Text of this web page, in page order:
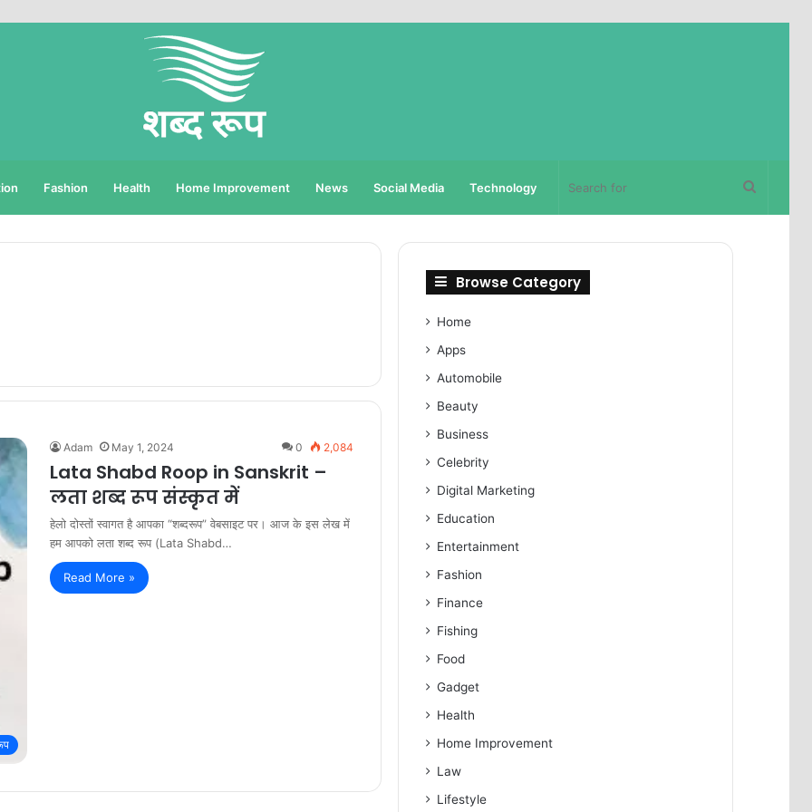
Fashion Health Home Improvement News Social Media Technology
Adam May 1, 2024 0 2,084
Lata Shabd Roop in Sanskrit –
लता शब्द रूप संस्कृत में
हेलो दोस्तों स्वागत है आपका “शब्दरूप” वेबसाइट पर। आज के इस लेख में
हम आपको लता शब्द रूप (Lata Shabd…
Read More »
Browse Category
Home
Apps
Automobile
Beauty
Business
Celebrity
Digital Marketing
Education
Entertainment
Fashion
Finance
Fishing
Food
Gadget
Health
Home Improvement
Law
Lifestyle